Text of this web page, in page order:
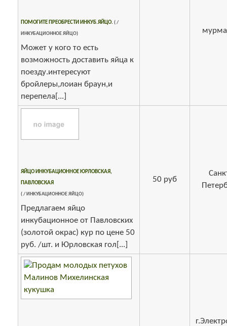
ПОМОГИТЕ ПРЕОБРЕСТИ ИНКУБ.ЯЙЦО.( /
ИНКУБАЦИОННОЕ ЯЙЦО)
Может у кого то есть
возможность доставить яйца к
поезду.интересуют
бройлеры,лоиан браун,и
перепела[...]
ЯЙЦО ИНКУБАЦИОННОЕ ЮРЛОВСКАЯ,
ПАВЛОВСКАЯ
( / ИНКУБАЦИОННОЕ ЯЙЦО)
Предлагаем яйцо
инкубационное от Павловских
(золотой окрас) кур по цене 50
руб. /шт. и Юрловская гол[...]
50 руб